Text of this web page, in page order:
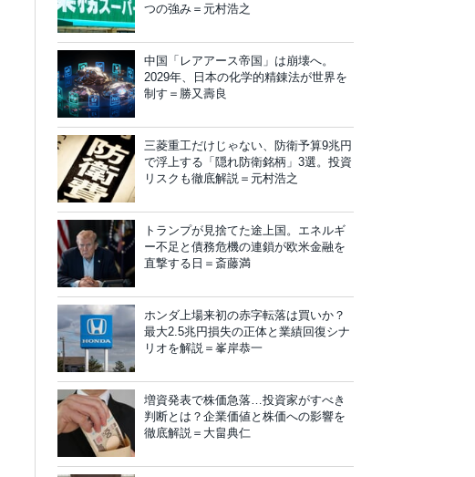
つの強み＝元村浩之
中国「レアアース帝国」は崩壊へ。
2029年、日本の化学的精錬法が世界を
制す＝勝又壽良
三菱重工だけじゃない、防衛予算9兆円
で浮上する「隠れ防衛銘柄」3選。投資
リスクも徹底解説＝元村浩之
トランプが見捨てた途上国。エネルギ
ー不足と債務危機の連鎖が欧米金融を
直撃する日＝斎藤満
ホンダ上場来初の赤字転落は買いか？
最大2.5兆円損失の正体と業績回復シナ
リオを解説＝峯岸恭一
増資発表で株価急落…投資家がすべき
判断とは？企業価値と株価への影響を
徹底解説＝大畠典仁